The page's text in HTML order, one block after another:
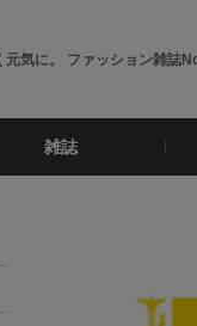
元気に。 ファッション雑誌
雑誌